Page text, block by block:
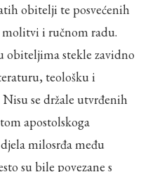
obitelji te posvećenih
i ručnom radu.
obiteljima stekle zavidno
teološku i
Nisu se držale utvrđenih
apostolskoga
milosrđa među
su bile povezane s